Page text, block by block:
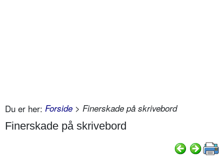
Du er her: Forside > Finerskade på skrivebord
Finerskade på skrivebord